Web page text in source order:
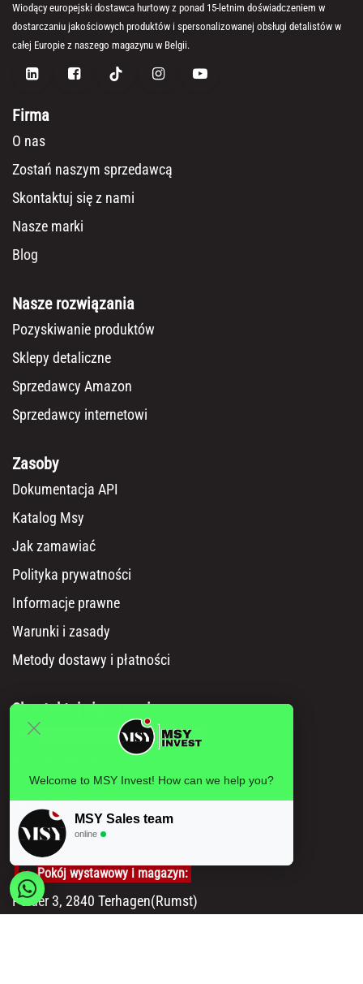
Wiodący europejski dostawca hurtowy z ponad 15-letnim doświadczeniem w
dostarczaniu jakościowych produktów i spersonalizowanej obsługi detalistów w
całej Europie z naszego magazynu w Belgii.
Firma
O nas
Zostań naszym sprzedawcą
Skontaktuj się z nami
Nasze marki
Blog
Nasze rozwiązania
Pozyskiwanie produktów
Sklepy detaliczne
Sprzedawcy Amazon
Sprzedawcy internetowi
Zasoby
Dokumentacja API
Katalog Msy
Jak zamawiać
Polityka prywatności
Informacje prawne
Warunki i zasady
Metody dostawy i płatności
Skontaktuj się z nami
Biuro Główne/ Siedziba Główna:
1070 Bruksela
Email:info@msy.be
Tel. : +32 2 5205333
Numer VAT: BE0820130545
Pokój wystawowy i magazyn:
Polder 3, 2840 Terhagen(Rumst)
Welcome to MSY Invest! How can we help you?
MSY Sales team
online